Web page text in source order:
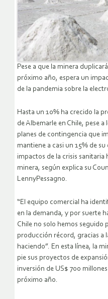
Pese a que la minera
próximo año, espera un
de la pandemia sobre la
Hasta un 10% ha crecido la
de Albemarle en Chile, pese
planes de contingencia que
mantiene a casi un 15% de
impactos de la crisis
minera, según explica su
LennyPessagno.
“El equipo comercial ha
en la demanda, y por suerte
Chile no solo hemos seguido
producción récord, gracias a
haciendo”. En esta línea, la
pie sus proyectos de
inversión de US$ 700
próximo año.